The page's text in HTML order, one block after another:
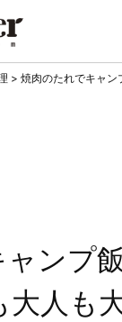
> 焼肉のたれでキャ
ャンプ
大人も